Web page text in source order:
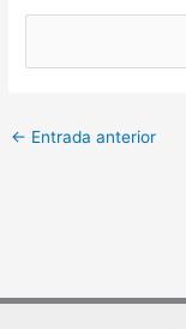
← Entrada anterior